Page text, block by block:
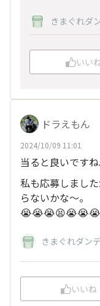
きまぐれダ
いい
ドラえもん
2024/10/09 11:01
当ると良いです
私も応募しまし
らないかな〜。
😭😭😭😫😭😭😭
きまぐれダン
いいね